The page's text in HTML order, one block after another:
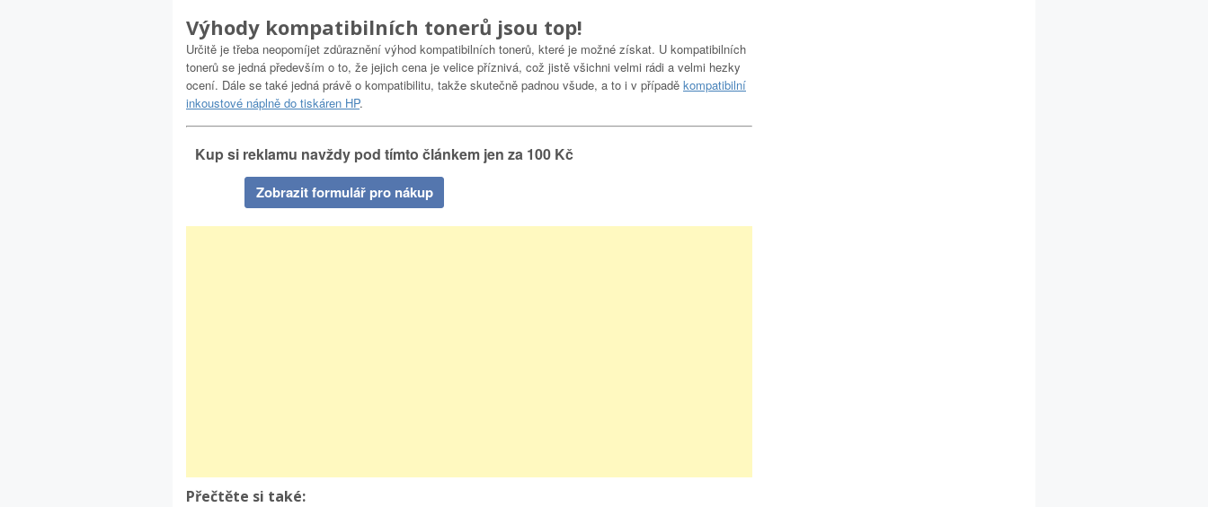
Výhody kompatibilních tonerů jsou top!
Určitě je třeba neopomíjet zdůraznění výhod kompatibilních tonerů, které je možné získat. U kompatibilních
tonerů se jedná především o to, že jejich cena je velice příznivá, což jistě všichni velmi rádi a velmi hezky
ocení. Dále se také jedná právě o kompatibilitu, takže skutečně padnou všude, a to i v případě kompatibilní
inkoustové náplně do tiskáren HP.
Kup si reklamu navždy pod tímto článkem jen za 100 Kč
Zobrazit formulář pro nákup
Přečtěte si také: